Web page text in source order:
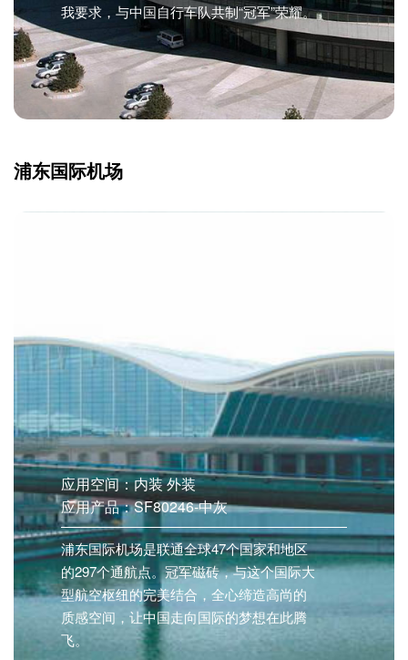
我要求，与中国自行车队共制“冠军”荣耀。
浦东国际机场
应用空间：内装 外装
应用产品：SF80246-中灰
浦东国际机场是联通全球47个国家和地区
的297个通航点。冠军磁砖，与这个国际大
型航空枢纽的完美结合，全心缔造高尚的
质感空间，让中国走向国际的梦想在此腾
飞。